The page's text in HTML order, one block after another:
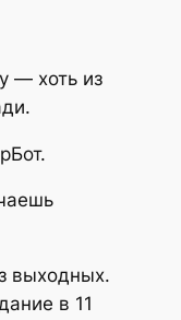
— хоть из
выходных.
в 11